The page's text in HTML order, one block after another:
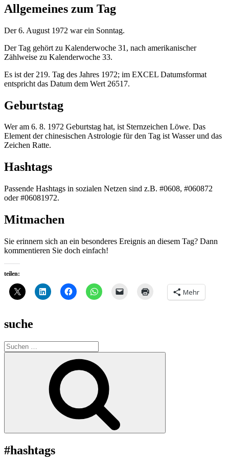
Allgemeines zum Tag
Der 6. August 1972 war ein Sonntag.
Der Tag gehört zu Kalenderwoche 31, nach amerikanischer
Zählweise zu Kalenderwoche 33.
Es ist der 219. Tag des Jahres 1972; im EXCEL Datumsformat
entspricht das Datum dem Wert 26517.
Geburtstag
Wer am 6. 8. 1972 Geburtstag hat, ist Sternzeichen Löwe. Das
Element der chinesischen Astrologie für den Tag ist Wasser und das
Zeichen Ratte.
Hashtags
Passende Hashtags in sozialen Netzen sind z.B. #0608, #060872
oder #06081972.
Mitmachen
Sie erinnern sich an ein besonderes Ereignis an diesem Tag? Dann
kommentieren Sie doch einfach!
teilen:
Mehr
suche
Suche
nach:
#hashtags